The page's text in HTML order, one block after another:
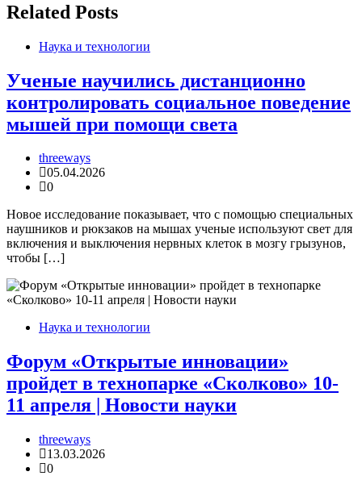
Related Posts
Наука и технологии
Ученые научились дистанционно
контролировать социальное поведение
мышей при помощи света
threeways
05.04.2026
0
Новое исследование показывает, что с помощью специальных
наушников и рюкзаков на мышах ученые используют свет для
включения и выключения нервных клеток в мозгу грызунов,
чтобы […]
Наука и технологии
Форум «Открытые инновации»
пройдет в технопарке «Сколково» 10-
11 апреля | Новости науки
threeways
13.03.2026
0